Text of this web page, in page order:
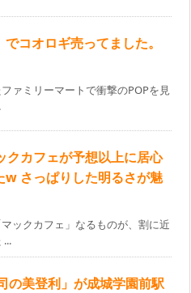
でコオロギ売ってました。
ァミリーマートで衝撃のPOPを見
クカフェが予想以上に居心
w さっぱりした明るさが魅
ックカフェ」なるものが、割に近
...
の美登利」が成城学園前駅